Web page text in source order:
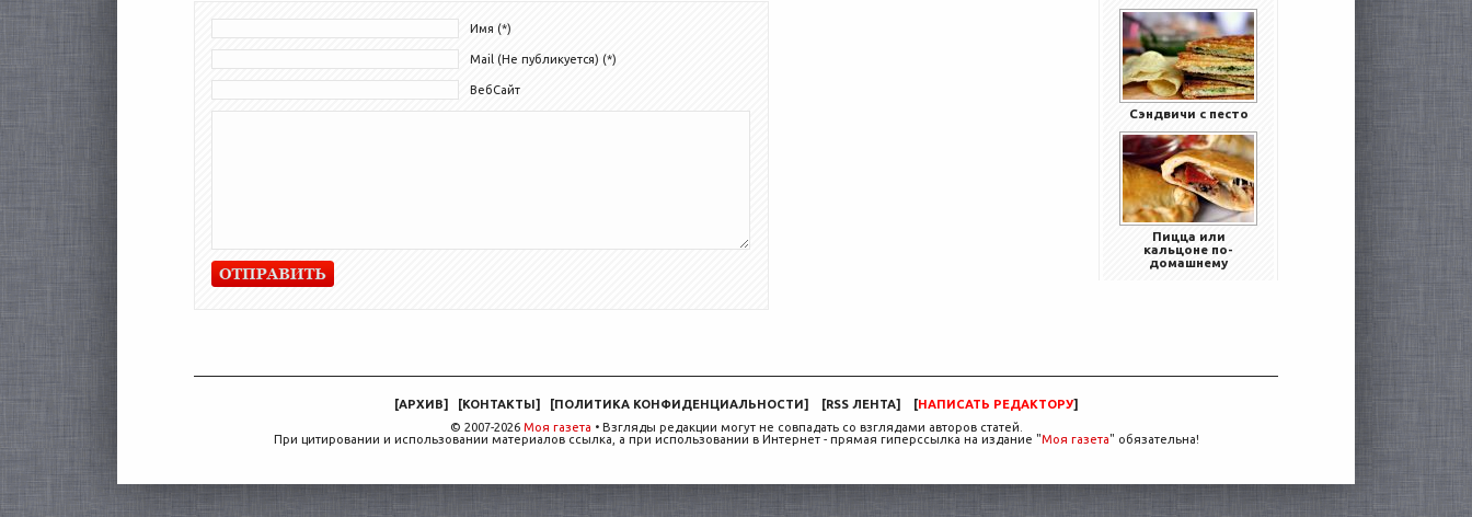
Имя (*)
Mail (Не публикуется) (*)
ВебСайт
Сэндвичи с песто
Пицца или
кальцоне по-
домашнему
[АРХИВ] [КОНТАКТЫ] [ПОЛИТИКА КОНФИДЕНЦИАЛЬНОСТИ] [RSS ЛЕНТА] [НАПИСАТЬ РЕДАКТОРУ]
© 2007-2026 Моя газета • Взгляды редакции могут не совпадать со взглядами авторов статей.
При цитировании и использовании материалов ссылка, а при использовании в Интернет - прямая гиперссылка на издание "Моя газета" обязательна!